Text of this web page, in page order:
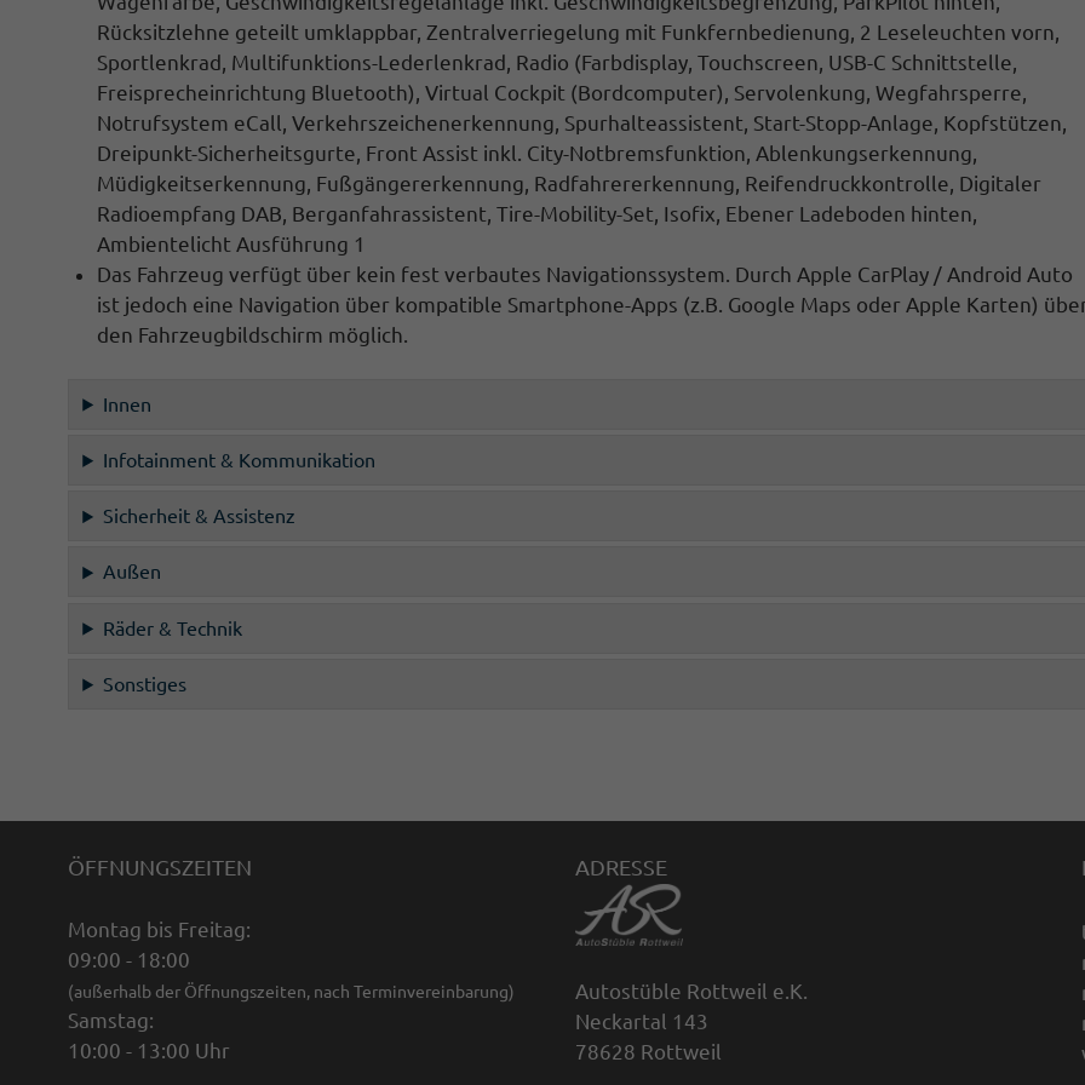
Rücksitzlehne geteilt umklappbar, Zentralverriegelung mit Funkfernbedienung , 2 Leseleuchten vorn,
Sportlenkrad Multifunktions-Lederlenkrad, Radio (Farbdisplay, Touchscreen, USB-C Schnittstelle,
Freisprecheinrichtung Bluetooth), Virtual Cockpit (Bordcomputer), Servolenkung, Wegfahrsperre,
Notrufsystem eCall Verkehrszeichenerkennung, Spurhalteassistent, Start-Stopp-Anlage , Kopfstützen,
Dreipunkt-Sicherheitsgurte, Front Assist inkl. City-Notbremsfunktion, Ablenkungserkennung,
Müdigkeitserkennung, Fußgängererkennung, Radfahrererkennung, Reifendruckkontrolle, Digitaler
Radioempfang DAB, Berganfahrassistent , Tire-Mobility-Set, Isofix, Ebener Ladeboden hinten,
Ambientelicht Ausführung 1
Das Fahrzeug verfügt über kein fest verbautes Navigationssystem. Durch Apple CarPlay / Android Auto
ist jedoch eine Navigation über kompatible Smartphone-Apps (z.B. Google Maps oder Apple Karten)
den Fahrzeugbildschirm möglich.
Innen
Infotainment & Kommunikation
Sicherheit & Assistenz
Außen
Räder & Technik
Sonstiges
ÖFFNUNGSZEITEN
Montag bis Freitag:
09:00 - 18:00
(außerhalb der Öffnungszeiten, nach Terminvereinbarung)
Samstag:
10:00 - 13:00 Uhr
ADRESSE
Autostüble Rottweil e.K.
Neckartal 143
78628 Rottweil